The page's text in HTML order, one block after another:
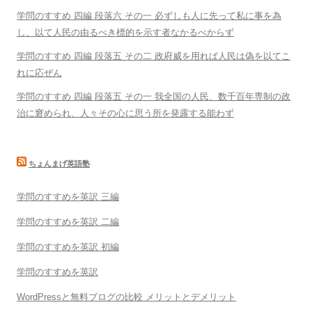
学問のすすめ 四編 段落六 その一 必ずしも人に先って私に事を為
し、以て人民の由るべき標的を示す者なかるべからず
学問のすすめ 四編 段落五 その二 政府威を用れば人民は偽を以てこ
れに応ぜん
学問のすすめ 四編 段落五 その一 我全国の人民、数千百年専制の政
治に窘められ、人々その心に思う所を発露する能わず
ちょんまげ英語塾
学問のすすめを英訳 三編
学問のすすめを英訳 二編
学問のすすめを英訳 初編
学問のすすめを英訳
WordPressと無料ブログの比較 メリットとデメリット